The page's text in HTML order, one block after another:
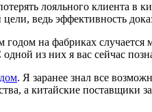
лояльного клиента в
ведь эффективность
на фабриках
одной из них я вас сейчас
. Я заранее знал все
а китайские поставщики